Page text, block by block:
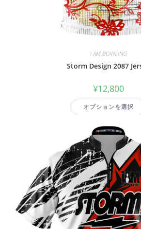
I AM BOWLING
Storm Design 2087
¥12,800
オプションを選択